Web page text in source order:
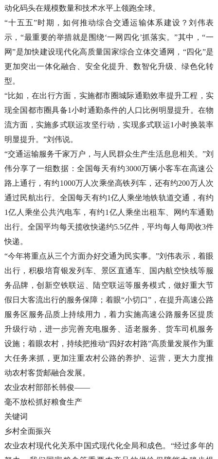
动化码头在规模数量和技术水平上领跑全球。
“十五五”时期，如何推动综合交通运输体系建设？刘伟表
示，“最重要的举措就是围绕‘一网四化’抓落实。”其中，“一
网”是加快建设现代化高质量国家综合立体交通网，“四化”是
更加突出一体化融合、安全化提升、数智化升级、绿色化转
型。
“比如，在出行方面，实施都市圈城际通勤效率提升工程，实
现全国都市圈具备1小时通勤条件的人口比例明显提升。在物
流方面，实施多式联运攻坚行动，实现多式联运1小时换装率
明显提升。”刘伟说。
“交通运输服务千家万户，与人民群众生产生活息息相关。”刘
伟分享了一组数据：全国每天有约3000万辆小客车在高速公
路上通行，有约1000万人次乘坐高铁列车，还有约200万人次
通过民航出行。全国每天有约1亿人乘坐地铁轨道交通，有约
1亿人乘坐公共汽电车，有约1亿人乘坐出租车、网约车通勤
出行。全国平均每天揽收快递约5.5亿件，平均每人每周收3件
快递。
“今年将重点从三个方面办好交通为民实事。”刘伟表示，着眼
出行，积极培育银发列车、景区直通车、国内航空快线等服
务品牌，创新空铁联运、陆空联运等服务模式，做好重大节
假日大客流出行的服务保障；着眼“小切口”，在提升高速公路
服务区服务品质上持续用力，着力实施高速公路服务区提质
升级行动，进一步完善充电服务、适老服务、货车司机服务
设施；着眼农村，持续把推动“四好农村路”高质量发展作为重
大任务来抓，更加注重农村公路的养护、运营，更大力度推
动农村客货邮融合发展。
农业农村部部长韩俊——
毫不放松抓好粮食生产
关键词
乡村全面振兴
农业农村现代化关系中国式现代化全局和成色。“经过多年的